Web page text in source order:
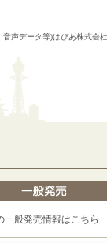
声データ等)はぴあ株式会
一般発売情報はこちら